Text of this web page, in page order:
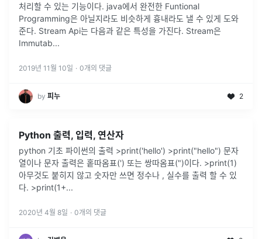
처리할 수 있는 기능이다. java에서 완전한 Funtional
Programming은 아닐지라도 비슷하게 흉내라도 낼 수 있게 도와
준다. Stream Api는 다음과 같은 특성을 가진다. Stream은
Immutab...
2019년 11월 10일 · 0개의 댓글
by 피누 2
Python 출력, 입력, 연산자
python 기초 파이썬의 출력 >print('hello') >print("hello") 문자
열이나 문자 출력은 홑따옴표(') 또는 쌍따옴표(")이다. >print(1)
아무것도 붙히지 않고 숫자만 쓰면 정수나 , 실수를 출력 할 수 있
다. >print(1+...
2020년 4월 8일 · 0개의 댓글